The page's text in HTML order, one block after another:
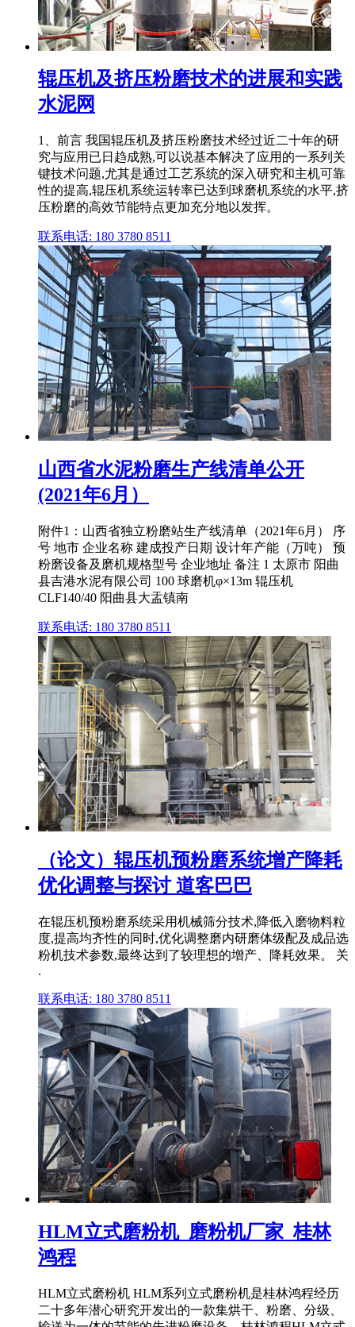
辊压机及挤压粉磨技术的进展和实践
水泥网
1、前言 我国辊压机及挤压粉磨技术经过近二十年的研
究与应用已日趋成熟,可以说基本解决了应用的一系列关
键技术问题,尤其是通过工艺系统的深入研究和主机可靠
性的提高,辊压机系统运转率已达到球磨机系统的水平,挤
压粉磨的高效节能特点更加充分地以发挥。
联系电话: 180 3780 8511
山西省水泥粉磨生产线清单公开
(2021年6月）
附件1：山西省独立粉磨站生产线清单（2021年6月） 序
号 地市 企业名称 建成投产日期 设计年产能（万吨） 预
粉磨设备及磨机规格型号 企业地址 备注 1 太原市 阳曲
县吉港水泥有限公司 100 球磨机φ×13m 辊压机
CLF140/40 阳曲县大盂镇南
联系电话: 180 3780 8511
（论文）辊压机预粉磨系统增产降耗
优化调整与探讨 道客巴巴
在辊压机预粉磨系统采用机械筛分技术,降低入磨物料粒
度,提高均齐性的同时,优化调整磨内研磨体级配及成品选
粉机技术参数,最终达到了较理想的增产、降耗效果。 关
.
联系电话: 180 3780 8511
HLM立式磨粉机_磨粉机厂家_桂林
鸿程
HLM立式磨粉机 HLM系列立式磨粉机是桂林鸿程经历
二十多年潜心研究开发出的一款集烘干、粉磨、分级、